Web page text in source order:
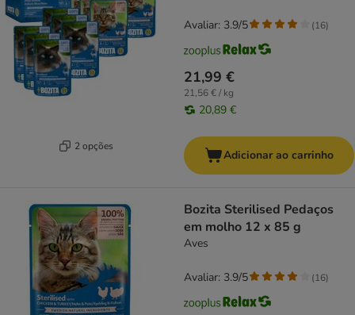
2 opções
21,99 €
21,56 € / kg
20,89 €
Avaliar: 3.9/5 (16)
Adicionar ao carrinho
Bozita Sterilised Pedaços
em molho 12 x 85 g
Aves
Avaliar: 3.9/5 (16)